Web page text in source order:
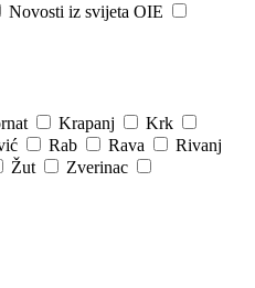
Novosti iz svijeta OIE
Krapanj
Krk
Rab Rava
Rivanj
Žut Zverinac